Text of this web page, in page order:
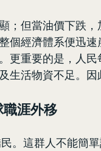
；但當油價下跌
個經濟體系便迅
更重要的是，人
生活物資不足。因
涯外移
。這群人不能簡